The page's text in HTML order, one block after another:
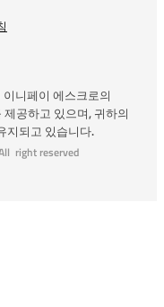
니페이 에스크로의
공하고 있으며, 귀하의
지되고 있습니다.
right reserved